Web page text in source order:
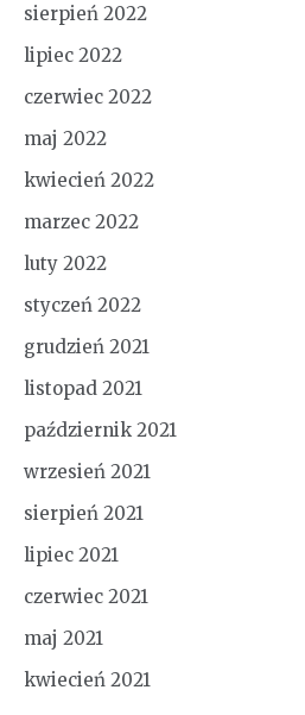
sierpień 2022
lipiec 2022
czerwiec 2022
maj 2022
kwiecień 2022
marzec 2022
luty 2022
styczeń 2022
grudzień 2021
listopad 2021
październik 2021
wrzesień 2021
sierpień 2021
lipiec 2021
czerwiec 2021
maj 2021
kwiecień 2021